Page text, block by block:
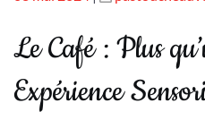
Le Café : Plus
Expérience